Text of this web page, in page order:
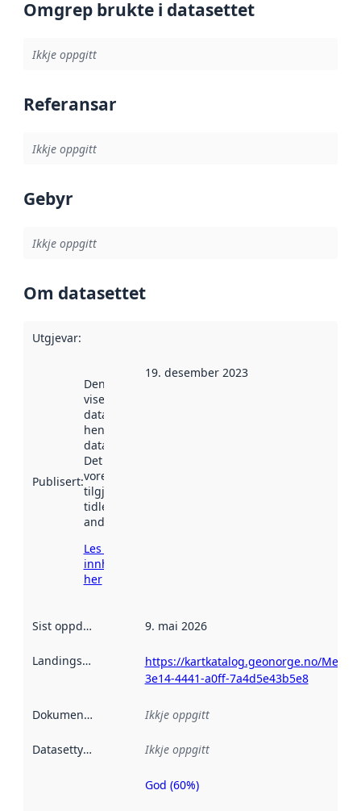
Omgrep brukte i datasettet
Ikkje oppgitt
Referansar
Ikkje oppgitt
Gebyr
Ikkje oppgitt
Om datasettet
Utgjevar:
Publisert:
Denne datoen
viser når
datasettet vart
henta inn av
data.norge.no.
Det kan ha
vore
tilgjengeleg
tidlegare
andre stader.
Les meir om
innhenting
her
19. desember 2023
Sist oppdatert 9. mai 2026
Landingsside
https://kartkatalog.geonorge.no/
3e14-4441-a0ff-7a4d5e43b5e8
Dokumentasjon Ikkje oppgitt
Datasettype Ikkje oppgitt
Metadatakvalitet
God (60%)